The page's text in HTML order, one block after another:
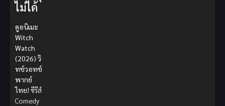
ไม่ได้
ดูอนิเมะ
Witch
Watch
(2026) วิ
ทช์วอทช์
พากย์
ไทย! ซีรีส์
Comedy